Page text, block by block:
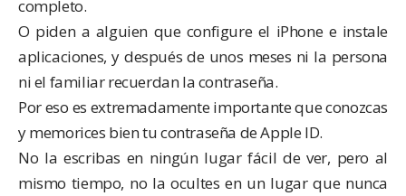
completo.
O piden a alguien que configure el iPhone e instale
aplicaciones, y después de unos meses ni la persona
ni el familiar recuerdan la contraseña.
Por eso es extremadamente importante que conozcas
y memorices bien tu contraseña de Apple ID.
No la escribas en ningún lugar fácil de ver, pero al
mismo tiempo, no la ocultes en un lugar que nunca